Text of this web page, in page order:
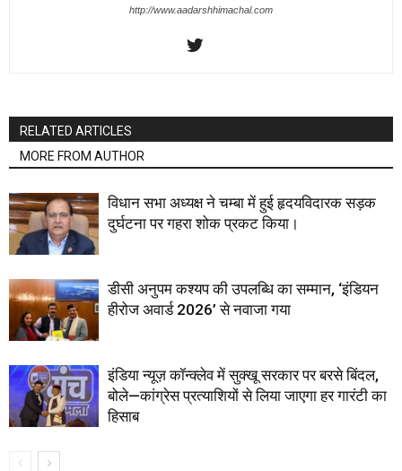
http://www.aadarshhimachal.com
RELATED ARTICLES
MORE FROM AUTHOR
विधान सभा अध्यक्ष ने चम्बा में हुई हृदयविदारक सड़क
दुर्घटना पर गहरा शोक प्रकट किया।
डीसी अनुपम कश्यप की उपलब्धि का सम्मान, ‘इंडियन
हीरोज अवार्ड 2026’ से नवाजा गया
इंडिया न्यूज़ कॉन्क्लेव में सुक्खू सरकार पर बरसे बिंदल,
बोले—कांग्रेस प्रत्याशियों से लिया जाएगा हर गारंटी का
हिसाब